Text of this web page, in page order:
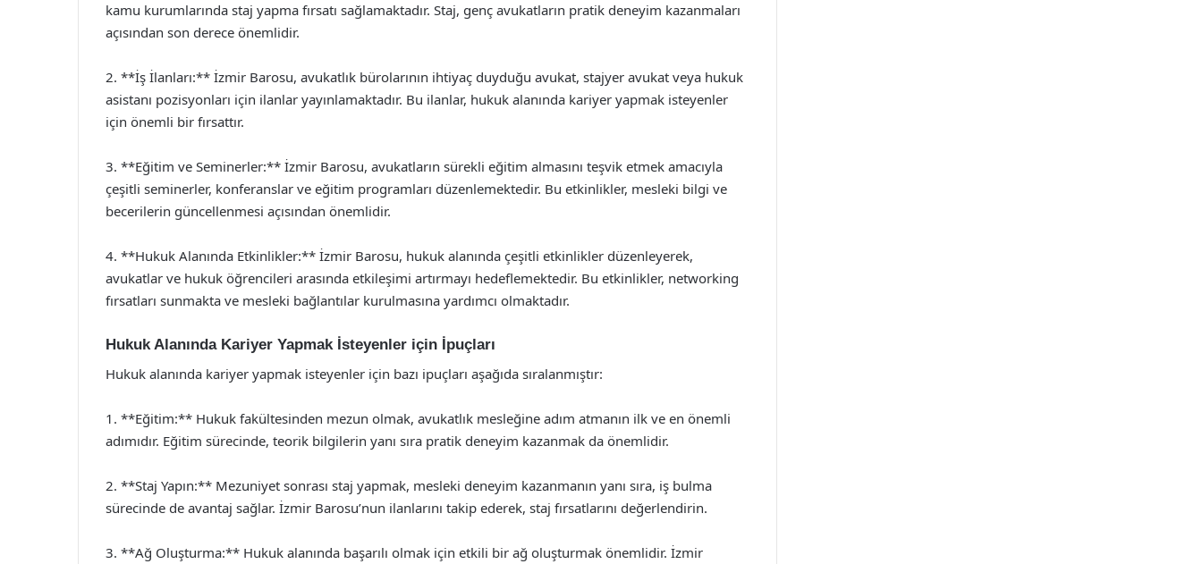
kamu kurumlarında staj yapma fırsatı sağlamaktadır. Staj, genç avukatların pratik deneyim kazanmaları
açısından son derece önemlidir.
2. **İş İlanları:** İzmir Barosu, avukatlık bürolarının ihtiyaç duyduğu avukat, stajyer avukat veya hukuk
asistanı pozisyonları için ilanlar yayınlamaktadır. Bu ilanlar, hukuk alanında kariyer yapmak isteyenler
için önemli bir fırsattır.
3. **Eğitim ve Seminerler:** İzmir Barosu, avukatların sürekli eğitim almasını teşvik etmek amacıyla
çeşitli seminerler, konferanslar ve eğitim programları düzenlemektedir. Bu etkinlikler, mesleki bilgi ve
becerilerin güncellenmesi açısından önemlidir.
4. **Hukuk Alanında Etkinlikler:** İzmir Barosu, hukuk alanında çeşitli etkinlikler düzenleyerek,
avukatlar ve hukuk öğrencileri arasında etkileşimi artırmayı hedeflemektedir. Bu etkinlikler, networking
fırsatları sunmakta ve mesleki bağlantılar kurulmasına yardımcı olmaktadır.
Hukuk Alanında Kariyer Yapmak İsteyenler için İpuçları
Hukuk alanında kariyer yapmak isteyenler için bazı ipuçları aşağıda sıralanmıştır:
1. **Eğitim:** Hukuk fakültesinden mezun olmak, avukatlık mesleğine adım atmanın ilk ve en önemli
adımıdır. Eğitim sürecinde, teorik bilgilerin yanı sıra pratik deneyim kazanmak da önemlidir.
2. **Staj Yapın:** Mezuniyet sonrası staj yapmak, mesleki deneyim kazanmanın yanı sıra, iş bulma
sürecinde de avantaj sağlar. İzmir Barosu’nun ilanlarını takip ederek, staj fırsatlarını değerlendirin.
3. **Ağ Oluşturma:** Hukuk alanında başarılı olmak için etkili bir ağ oluşturmak önemlidir. İzmir